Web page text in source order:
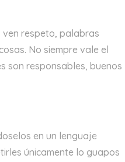
ven respeto, palabras
No siempre vale el
son responsables, buenos
en un lenguaje
únicamente lo guapos